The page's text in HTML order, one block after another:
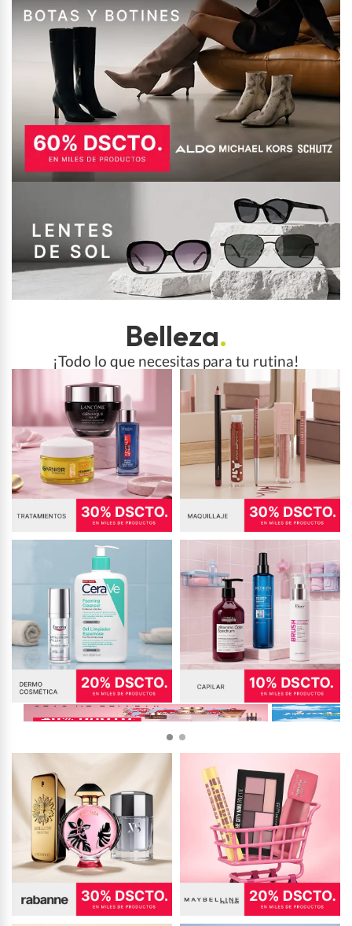
Belleza.
¡Todo lo que necesitas para tu rutina!